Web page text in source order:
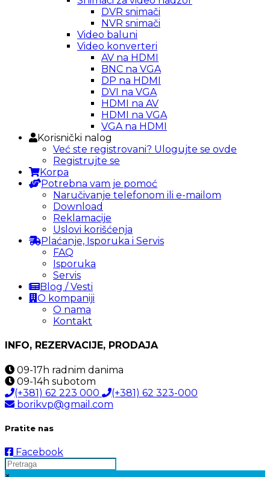
DVR snimači
NVR snimači
Video baluni
Video konverteri
AV na HDMI
BNC na VGA
DP na HDMI
DVI na VGA
HDMI na AV
HDMI na VGA
VGA na HDMI
Korisnički nalog
Već ste registrovani? Ulogujte se ovde
Registrujte se
Korpa
Potrebna vam je pomoć
Naručivanje telefonom ili e-mailom
Download
Reklamacije
Uslovi korišćenja
Plaćanje, Isporuka i Servis
FAQ
Isporuka
Servis
Blog / Vesti
O kompaniji
O nama
Kontakt
INFO, REZERVACIJE, PRODAJA
09-17h radnim danima
09-14h subotom
(+381) 62 223 000
(+381) 62 323-000
borikvp@gmail.com
Pratite nas
Facebook